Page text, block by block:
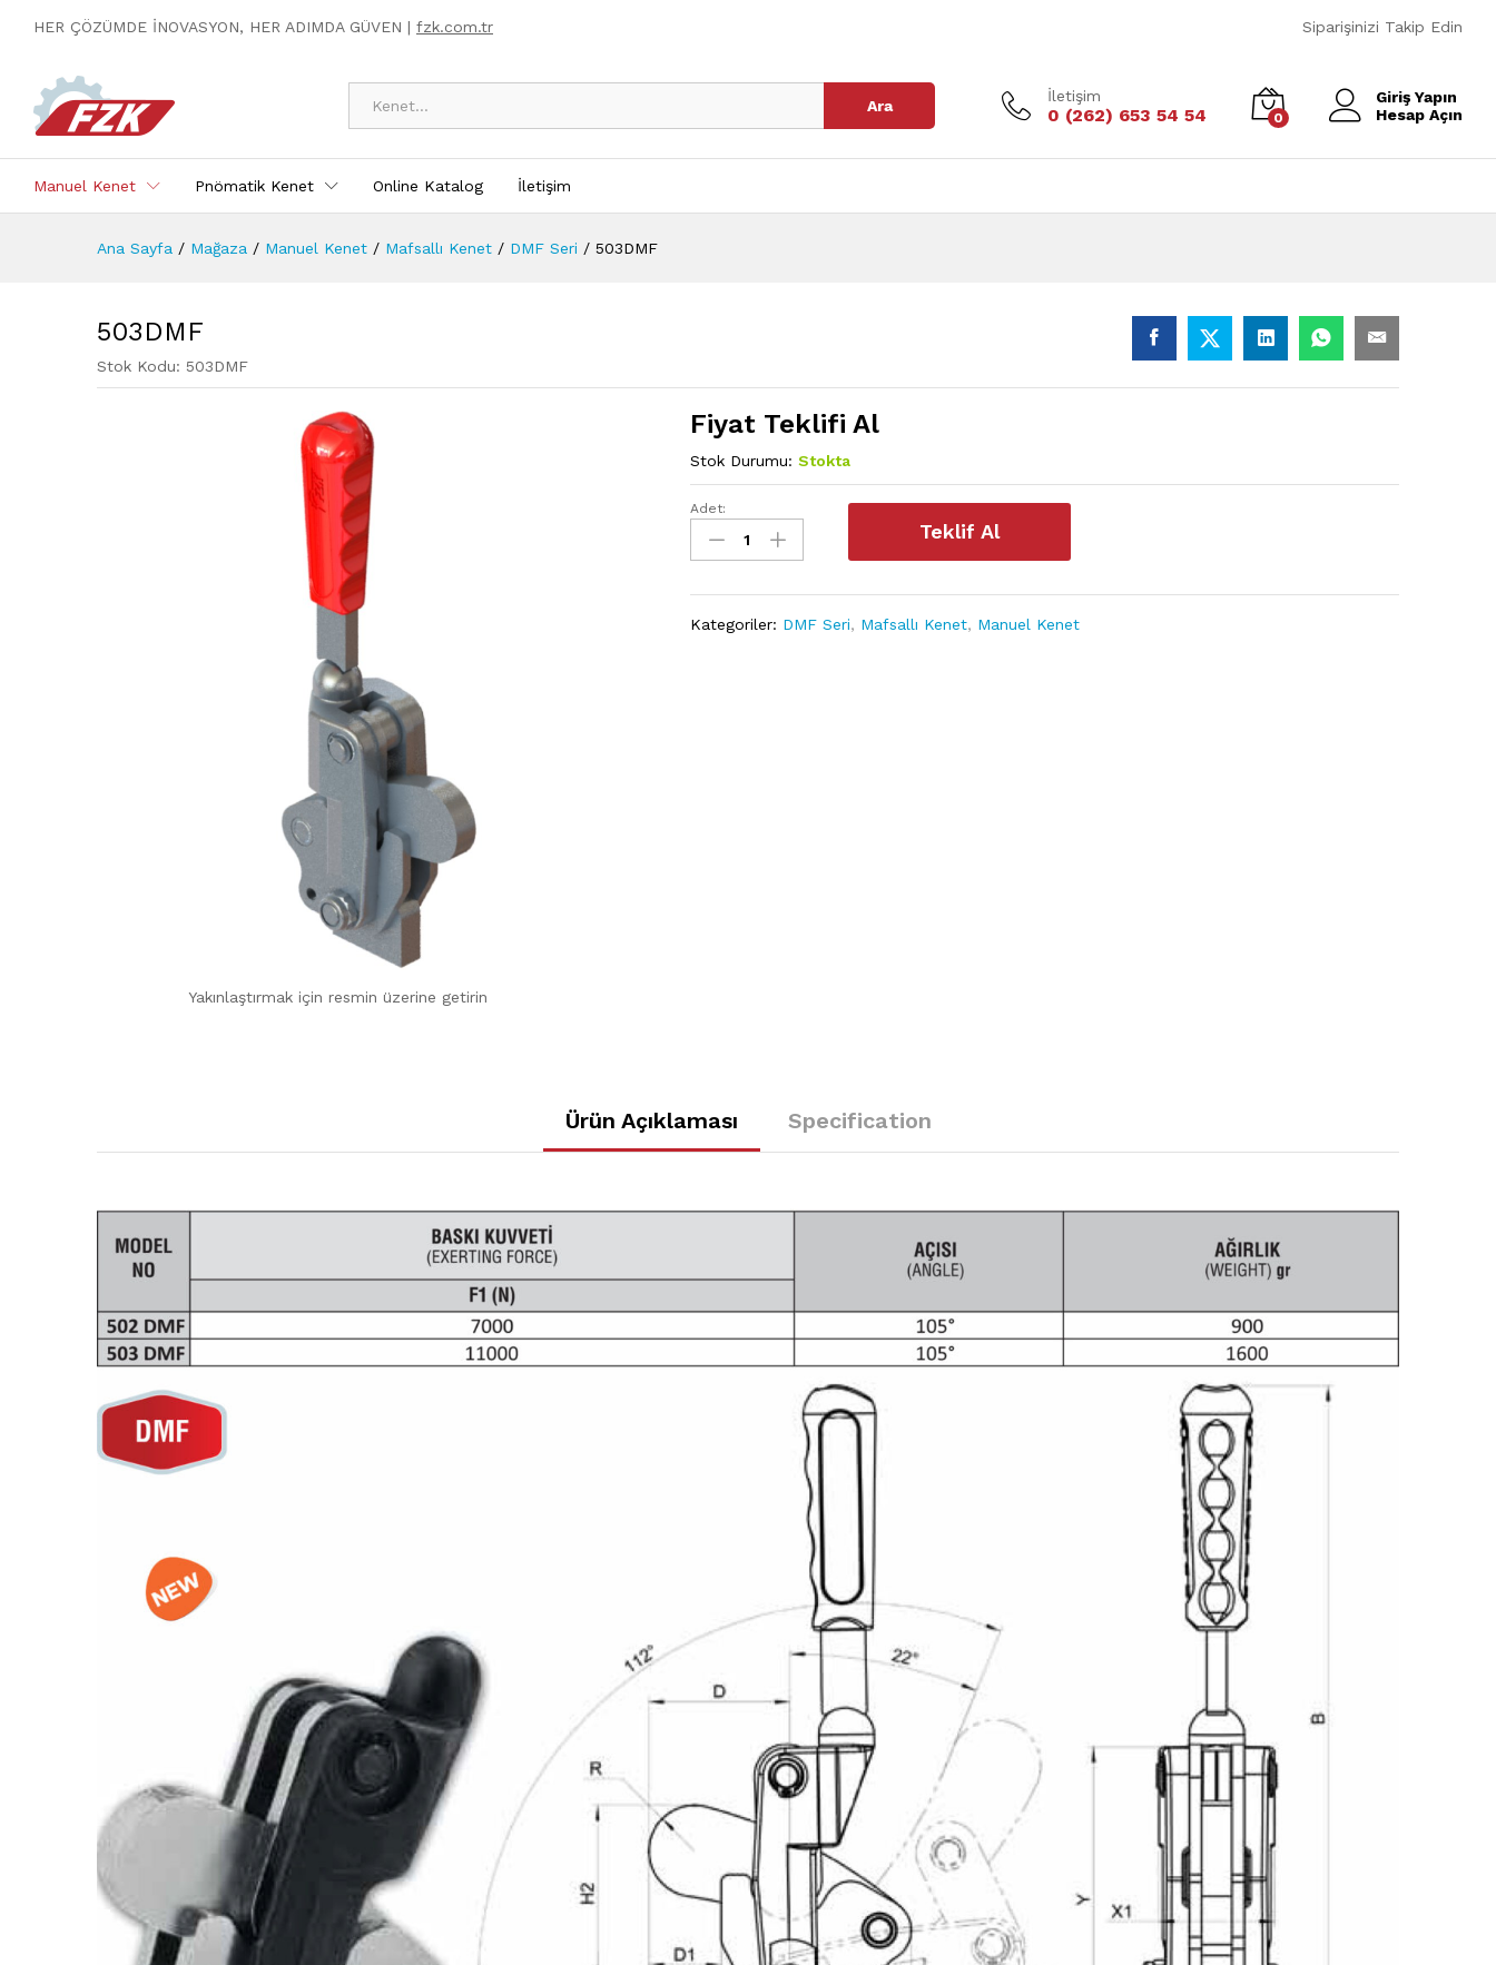
HER ÇÖZÜMDE İNOVASYON, HER ADIMDA GÜVEN | fzk.com.tr Siparişinizi Takip Edin
Kategoriler Ara
İletişim
0 (262) 653 54 54 0
Giriş Yapın
Hesap Açın
Manuel Kenet Pnömatik Kenet Online Katalog İletişim
Ana Sayfa / Mağaza / Manuel Kenet / Mafsallı Kenet / DMF Seri / 503DMF
503DMF
Stok Kodu: 503DMF
Yakınlaştırmak için resmin üzerine getirin
Fiyat Teklifi Al
Stok Durumu: Stokta
503DMF
miktarı
Adet:
Teklif Al
Kategoriler: DMF Seri, Mafsallı Kenet, Manuel Kenet
Ürün Açıklaması Specification
Ürün Açıklaması Specification
Sepete Ekle